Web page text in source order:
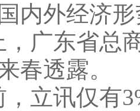
内外经济
，广东省总
春透露。
讯仅有